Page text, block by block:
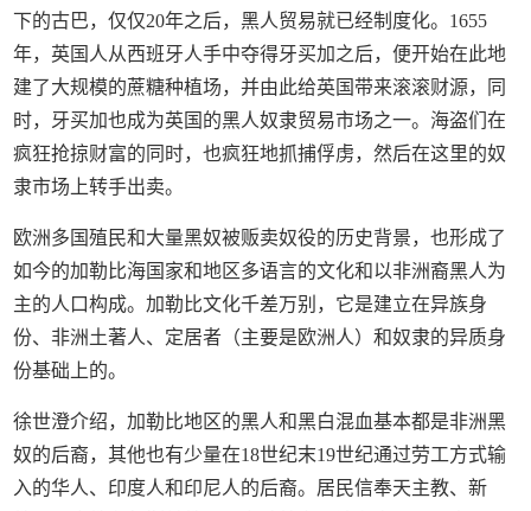
下的古巴，仅仅20年之后，黑人贸易就已经制度化。1655
年，英国人从西班牙人手中夺得牙买加之后，便开始在此地
建了大规模的蔗糖种植场，并由此给英国带来滚滚财源，同
时，牙买加也成为英国的黑人奴隶贸易市场之一。海盗们在
疯狂抢掠财富的同时，也疯狂地抓捕俘虏，然后在这里的奴
隶市场上转手出卖。
欧洲多国殖民和大量黑奴被贩卖奴役的历史背景，也形成了
如今的加勒比海国家和地区多语言的文化和以非洲裔黑人为
主的人口构成。加勒比文化千差万别，它是建立在异族身
份、非洲土著人、定居者（主要是欧洲人）和奴隶的异质身
份基础上的。
徐世澄介绍，加勒比地区的黑人和黑白混血基本都是非洲黑
奴的后裔，其他也有少量在18世纪末19世纪通过劳工方式输
入的华人、印度人和印尼人的后裔。居民信奉天主教、新